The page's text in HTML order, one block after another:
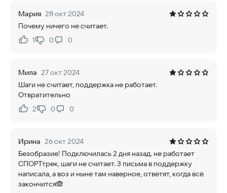
Мария 28 окт 2024
Почему ничего не считает.
Нравится:
1Не нравится:
0 0
Мила 27 окт 2024
Шаги не считает, поддержка не работает.
Отвратительно
Нравится:
2Не нравится:
0 0
Ирина 26 окт 2024
Безобразие! Подключилась 2 дня назад. не работает
СПОРТтрек, шаги не считает. 3 письма в поддержку
написала, а воз и ныне там наверное, ответят, когда всё
закончится🙈